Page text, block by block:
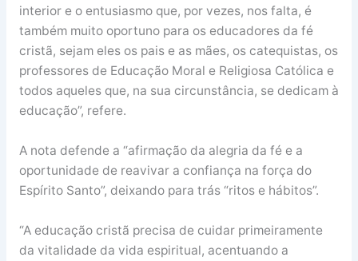
interior e o entusiasmo que, por vezes, nos falta, é
também muito oportuno para os educadores da fé
cristã, sejam eles os pais e as mães, os catequistas, os
professores de Educação Moral e Religiosa Católica e
todos aqueles que, na sua circunstância, se dedicam à
educação”, refere.
A nota defende a “afirmação da alegria da fé e a
oportunidade de reavivar a confiança na força do
Espírito Santo”, deixando para trás “ritos e hábitos”.
“A educação cristã precisa de cuidar primeiramente
da vitalidade da vida espiritual, acentuando a